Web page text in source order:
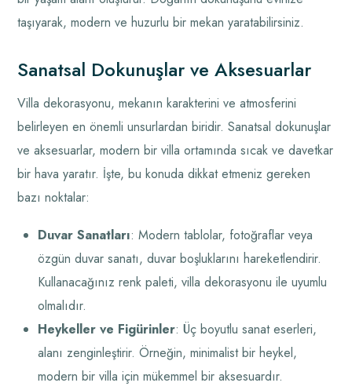
taşıyarak, modern ve huzurlu bir mekan yaratabilirsiniz.
Sanatsal Dokunuşlar ve Aksesuarlar
Villa dekorasyonu, mekanın karakterini ve atmosferini
belirleyen en önemli unsurlardan biridir. Sanatsal dokunuşlar
ve aksesuarlar, modern bir villa ortamında sıcak ve davetkar
bir hava yaratır. İşte, bu konuda dikkat etmeniz gereken
bazı noktalar:
Duvar Sanatları: Modern tablolar, fotoğraflar veya
özgün duvar sanatı, duvar boşluklarını hareketlendirir.
Kullanacağınız renk paleti, villa dekorasyonu ile uyumlu
olmalıdır.
Heykeller ve Figürinler: Üç boyutlu sanat eserleri,
alanı zenginleştirir. Örneğin, minimalist bir heykel,
modern bir villa için mükemmel bir aksesuardır.